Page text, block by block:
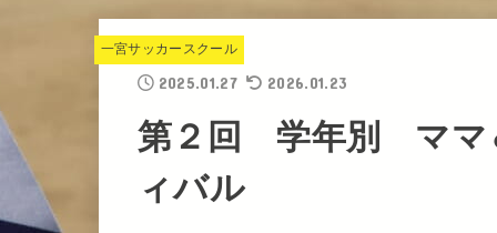
一宮サッカースクール
2025.01.27 2026.01.23
第２回 学年別 ママ
ィバル